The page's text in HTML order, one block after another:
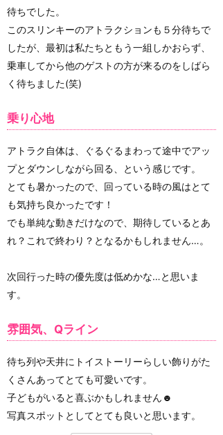
待ちでした。
このスリンキーのアトラクションも５分待ちで
したが、最初は私たちともう一組しかおらず、
乗車してから他のゲストの方が来るのをしばら
く待ちました(笑)
乗り心地
アトラク自体は、ぐるぐるまわって途中でアッ
プとダウンしながら回る、という感じです。
とても暑かったので、回っている時の風はとて
も気持ち良かったです！
でも単純な動きだけなので、期待しているとあ
れ？これで終わり？となるかもしれません…。
次回行った時の優先度は低めかな…と思いま
す。
雰囲気、Qライン
待ち列や天井にトイストーリーらしい飾りがた
くさんあってとても可愛いです。
子どもがいると喜ぶかもしれません☻
写真スポットとしてとても良いと思います。